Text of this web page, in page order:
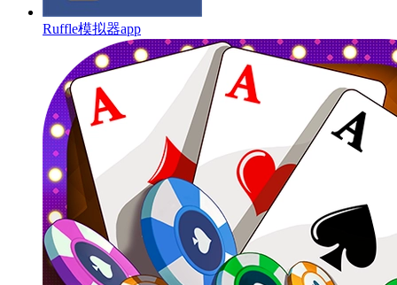
Ruffle模拟器app